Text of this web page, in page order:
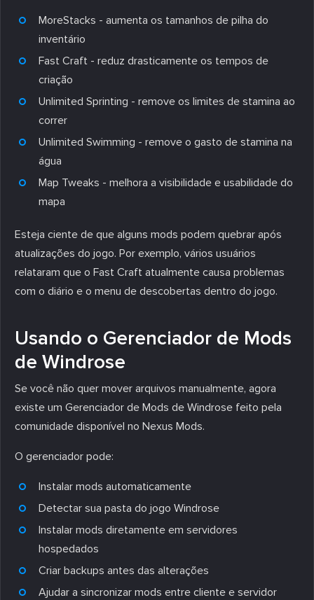
MoreStacks - aumenta os tamanhos de pilha do
inventário
Fast Craft - reduz drasticamente os tempos de
criação
Unlimited Sprinting - remove os limites de stamina ao
correr
Unlimited Swimming - remove o gasto de stamina na
água
Map Tweaks - melhora a visibilidade e usabilidade do
mapa
Esteja ciente de que alguns mods podem quebrar após
atualizações do jogo. Por exemplo, vários usuários
relataram que o Fast Craft atualmente causa problemas
com o diário e o menu de descobertas dentro do jogo.
Usando o Gerenciador de Mods
de Windrose
Se você não quer mover arquivos manualmente, agora
existe um Gerenciador de Mods de Windrose feito pela
comunidade disponível no Nexus Mods.
O gerenciador pode:
Instalar mods automaticamente
Detectar sua pasta do jogo Windrose
Instalar mods diretamente em servidores
hospedados
Criar backups antes das alterações
Ajudar a sincronizar mods entre cliente e servidor